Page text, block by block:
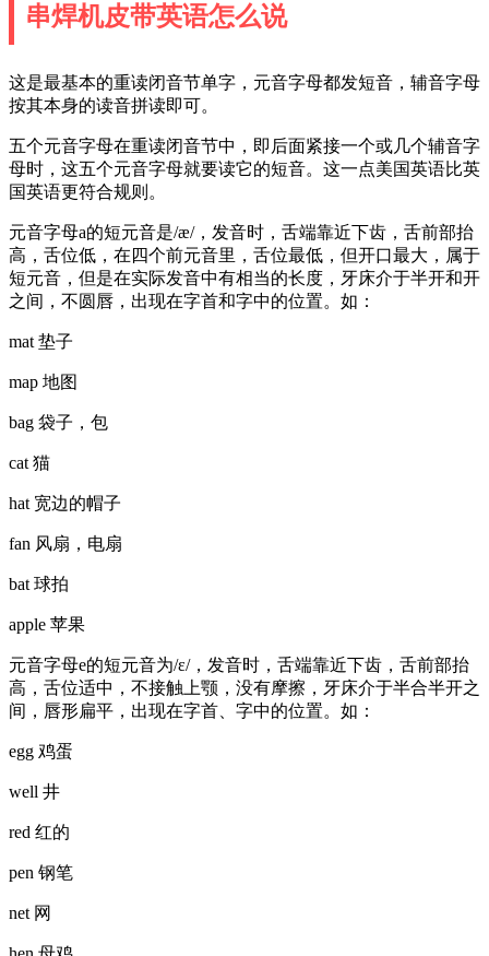
串焊机皮带英语怎么说
这是最基本的重读闭音节单字，元音字母都发短音，辅音字母
按其本身的读音拼读即可。
五个元音字母在重读闭音节中，即后面紧接一个或几个辅音字
母时，这五个元音字母就要读它的短音。这一点美国英语比英
国英语更符合规则。
元音字母a的短元音是/æ/，发音时，舌端靠近下齿，舌前部抬
高，舌位低，在四个前元音里，舌位最低，但开口最大，属于
短元音，但是在实际发音中有相当的长度，牙床介于半开和开
之间，不圆唇，出现在字首和字中的位置。如：
mat 垫子
map 地图
bag 袋子，包
cat 猫
hat 宽边的帽子
fan 风扇，电扇
bat 球拍
apple 苹果
元音字母e的短元音为/ɛ/，发音时，舌端靠近下齿，舌前部抬
高，舌位适中，不接触上颚，没有摩擦，牙床介于半合半开之
间，唇形扁平，出现在字首、字中的位置。如：
egg 鸡蛋
well 井
red 红的
pen 钢笔
net 网